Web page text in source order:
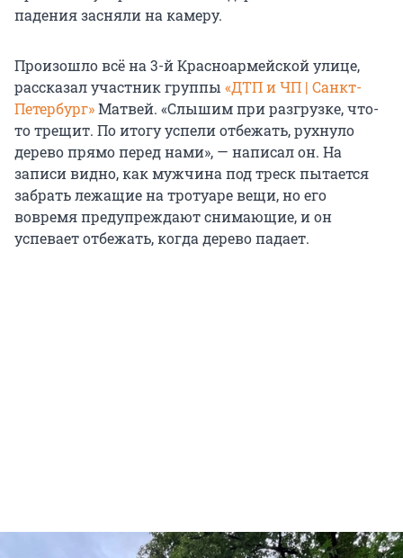
падения засняли на камеру.
Произошло всё на 3-й Красноармейской улице,
рассказал участник группы «ДТП и ЧП | Санкт-
Петербург»Матвей. «Слышим при разгрузке, что-
то трещит. По итогу успели отбежать, рухнуло
дерево прямо перед нами», — написал он. На
записи видно, как мужчина под треск пытается
забрать лежащие на тротуаре вещи, но его
вовремя предупреждают снимающие, и он
успевает отбежать, когда дерево падает.